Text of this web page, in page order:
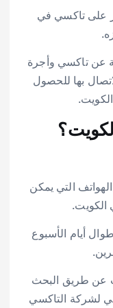
على تاكسي في
عن تاكسي وأجرة
بها للحصول
التي يمكن
الكويت.
أيام الأسبوع
عن طريق البحث
لشركة التاكسي